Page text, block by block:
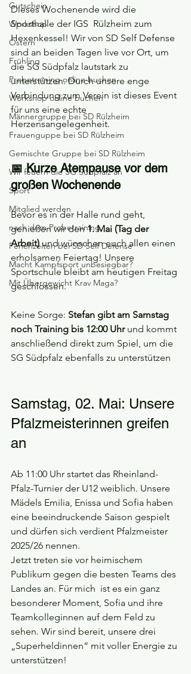
Gutschein
Workshop
Ostern
Frühling
Probetraining online buchen
Workshop online buchen
Männergruppe bei SD Rülzheim
Frauenguppe bei SD Rülzheim
Gemischte Gruppe bei SD Rülzheim
Wir feuern die SG Südpfalz an
Sport
Mitglied werden
nach dem Probetraining
Ferienzeiten bei SD Self Defense
Macht Kampfsport unbesiegbar?
Mit Übergewicht Krav Maga?
Dieses Wochenende wird die
Sporthalle der IGS  Rülzheim zum
Hexenkessel! Wir von SD Self Defense
sind an beiden Tagen live vor Ort, um
die SG Südpfalz lautstark zu
unterstützen. Durch unsere enge
Verbindung zum Verein ist dieses Event
für uns eine echte
Herzensangelegenheit.
📅 Kurze Atempause vor dem
großen Wochenende
Bevor es in der Halle rund geht,
genießen wir den 1. Mai (Tag der
Arbeit) und wünschen euch allen einen
erholsamen Feiertag! Unsere
Sportschule bleibt am heutigen Freitag
geschlossen.
Keine Sorge: Stefan gibt am Samstag
noch Training bis 12:00 Uhr und kommt
anschließend direkt zum Spiel, um die
SG Südpfalz ebenfalls zu unterstützen
Samstag, 02. Mai: Unsere
Pfalzmeisterinnen greifen
an
Ab 11:00 Uhr startet das Rheinland-
Pfalz-Turnier der U12 weiblich. Unsere
Mädels Emilia, Enissa und Sofia haben
eine beeindruckende Saison gespielt
und dürfen sich verdient Pfalzmeister
2025/26 nennen.
Jetzt treten sie vor heimischem
Publikum gegen die besten Teams des
Landes an. Für mich  ist es ein ganz
besonderer Moment, Sofia und ihre
Teamkolleginnen auf dem Feld zu
sehen. Wir sind bereit, unsere drei
„Superheldinnen“ mit voller Energie zu
unterstützen!